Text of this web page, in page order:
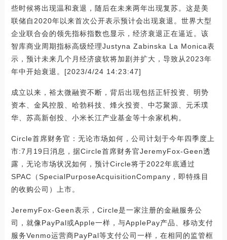
些时候将出现温和衰退，随后在未来两年出现复苏。这是美
联储自2020年以来首次公开表示预计会出现衰退。世界大型
企业联合会的领先指标指数也显示，经济衰退正在逼近。该
智库商业周期指标高级经理Justyna Zabinska La Monica表
示，预计未来几个月经济疲软将加剧并扩大，导致从2023年
年中开始衰退。[2023/4/24 14:23:47]
成立以来，裕太微融资不断，背后出现包括正轩投资、明势
资本、金风控股、哈勃科技、烽火投资、中芯聚源、元禾璞
华、苏高新创投、小米长江产业基金等十余家机构。
Circle首席财务官：无论市场如何，公司计划于今年四季度上
市:7月19日消息，据Circle首席财务官JeremyFox-Geen透
露，无论市场状况如何，预计Circle将于2022年底通过
SPAC（SpecialPurposeAcquisitionCompany，即特殊目
的收购公司）上市。
JeremyFox-Geen表示，Circle是一家注册的金融服务公
司，就像PayPal或Apple一样，与ApplePay产品、移动支付
服务Venmo运营商PayPal等支付公司一样，在相同的监管框